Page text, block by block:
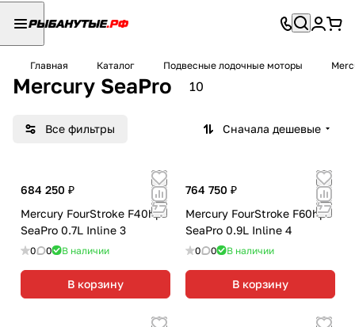
Главная Каталог Подвесные лодочные моторы
Mercury SeaPro 10
Все фильтры Сначала дешевые
684 250 ₽
Mercury FourStroke F40hp
SeaPro 0.7L Inline 3
0 0 В наличии
В корзину
764 750 ₽
Mercury FourStroke F60hp
SeaPro 0.9L Inline 4
0 0 В наличии
В корзину